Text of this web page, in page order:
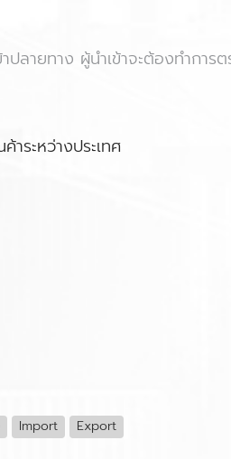
ปลายทาง ผู้นำเข้าจะต้องทำก
าระหว่างประเทศ
Import Export